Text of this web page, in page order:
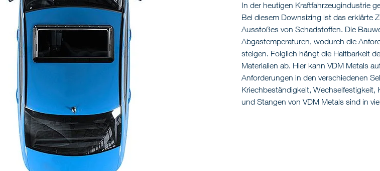
In der heutigen Kraftfahrzeugindustrie
Bei diesem Downsizing ist das erklärte
Ausstoßes von Schadstoffen. Die
Abgastemperaturen, wodurch die
steigen. Folglich hängt die Haltbarkeit
Materialien ab. Hier kann VDM Metals
Anforderungen in den verschiedenen
Kriechbeständigkeit, Wechselfestigkeit,
und Stangen von VDM Metals sind in